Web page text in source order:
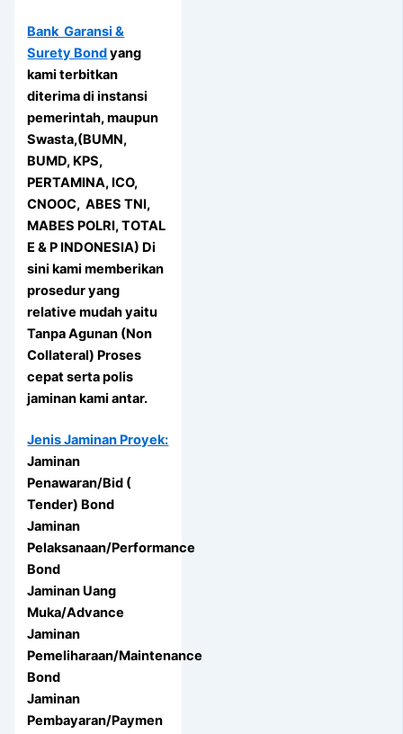
Bank Garansi &
Surety Bondyang
kami terbitkan
diterima di instansi
pemerintah, maupun
Swasta,(BUMN,
BUMD, KPS,
PERTAMINA, ICO,
CNOOC, ABES TNI,
MABES POLRI, TOTAL
E & P INDONESIA) Di
sini kami memberikan
prosedur yang
relative mudah yaitu
Tanpa Agunan (Non
Collateral) Proses
cepat serta polis
jaminan kami antar.
Jenis Jaminan Proyek:
Jaminan
Penawaran/Bid (
Tender) Bond
Jaminan
Pelaksanaan/Performance
Bond
Jaminan Uang
Muka/Advance
Jaminan
Pemeliharaan/Maintenance
Bond
Jaminan
Pembayaran/Paymen